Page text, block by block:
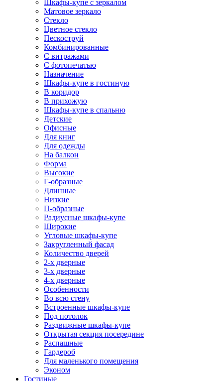
Шкафы-купе с зеркалом
Матовое зеркало
Стекло
Цветное стекло
Пескоструй
Комбинированные
С витражами
С фотопечатью
Назначение
Шкафы-купе в гостиную
В коридор
В прихожую
Шкафы-купе в спальню
Детские
Офисные
Для книг
Для одежды
На балкон
Форма
Высокие
Г-образные
Длинные
Низкие
П-образные
Радиусные шкафы-купе
Широкие
Угловые шкафы-купе
Закругленный фасад
Количество дверей
2-х дверные
3-х дверные
4-х дверные
Особенности
Во всю стену
Встроенные шкафы-купе
Под потолок
Раздвижные шкафы-купе
Открытая секция посередине
Распашные
Гардероб
Для маленького помещения
Эконом
Гостиные